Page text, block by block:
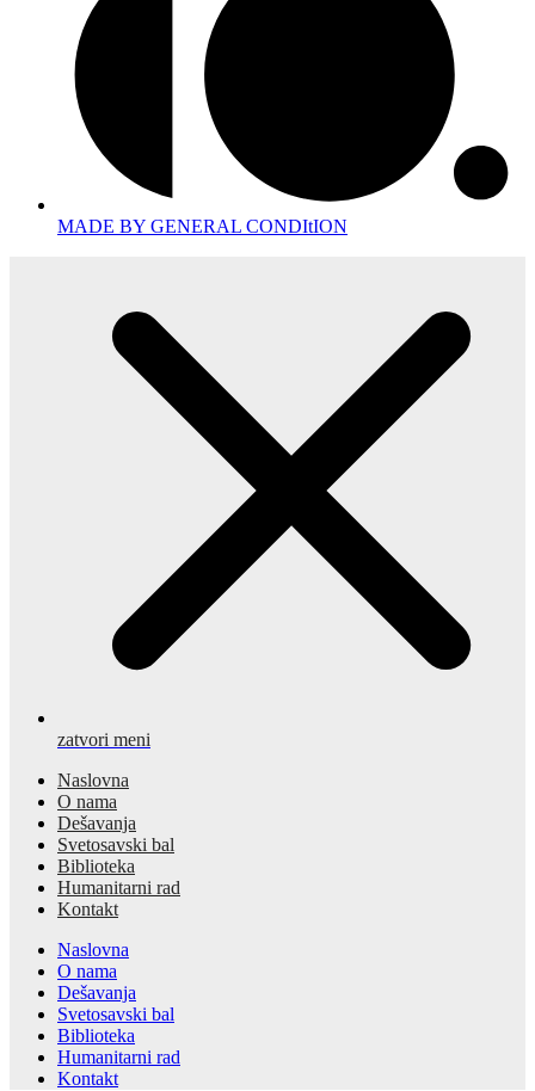
MADE BY GENERAL CONDItION
zatvori meni
Naslovna
O nama
Dešavanja
Svetosavski bal
Biblioteka
Humanitarni rad
Kontakt
Naslovna
O nama
Dešavanja
Svetosavski bal
Biblioteka
Humanitarni rad
Kontakt